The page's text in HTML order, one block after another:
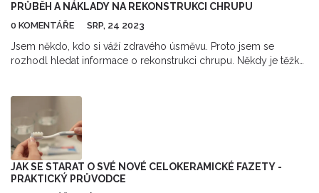
PRŮBĚH A NÁKLADY NA REKONSTRUKCI CHRUPU
0 KOMENTÁŘE SRP, 24 2023
Jsem někdo, kdo si váží zdravého úsměvu. Proto jsem se
rozhodl hledat informace o rekonstrukci chrupu. Někdy je těžké
článku se zaměřím na průběh rekonstrukce chrupu a kolik
taková procedura může stát.
JAK SE STARAT O SVÉ NOVÉ CELOKERAMICKÉ FAZETY -
PRAKTICKÝ PRŮVODCE